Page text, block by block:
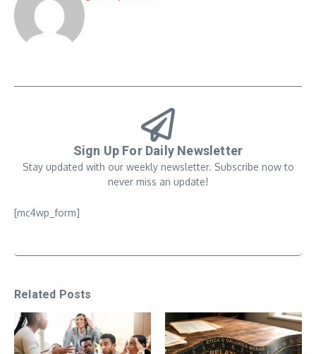
Sign Up For Daily Newsletter
Stay updated with our weekly newsletter. Subscribe now to
never miss an update!
[mc4wp_form]
Related Posts